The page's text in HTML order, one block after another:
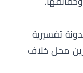
تفسيرية
محل خلاف